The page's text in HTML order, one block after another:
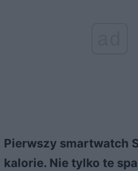
Pierwszy smartwatch
kalorie. Nie tylko te